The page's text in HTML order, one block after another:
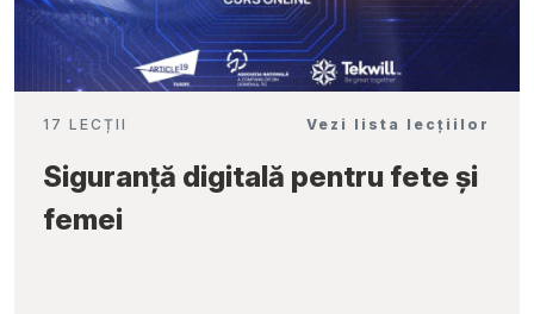
17 LECȚII Vezi lista lecțiilor
Siguranță digitală pentru fete și
femei